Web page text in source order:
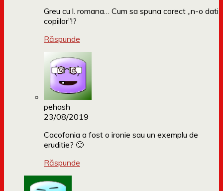
Greu cu l. romana… Cum sa spuna corect „n-o dati
copiilor”!?
Răspunde
pehash
23/08/2019
Cacofonia a fost o ironie sau un exemplu de
eruditie? 🙂
Răspunde